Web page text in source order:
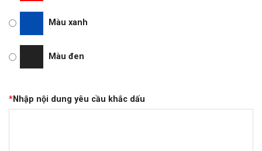
Màu xanh
Màu đen
*Nhập nội dung yêu cầu khắc dấu